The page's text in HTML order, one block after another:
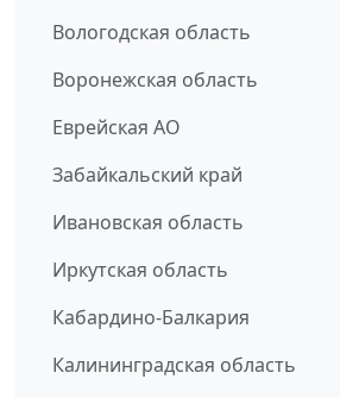
Вологодская область
Воронежская область
Еврейская АО
Забайкальский край
Ивановская область
Иркутская область
Кабардино-Балкария
Калининградская область